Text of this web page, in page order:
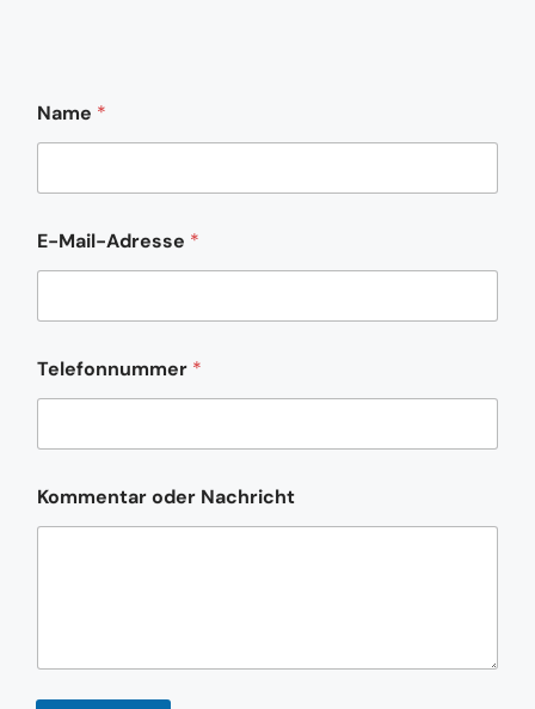
Name *
a
m
T
l
e
f
n
u
E-Mail-Adresse *
Telefonnummer *
Kommentar oder Nachricht